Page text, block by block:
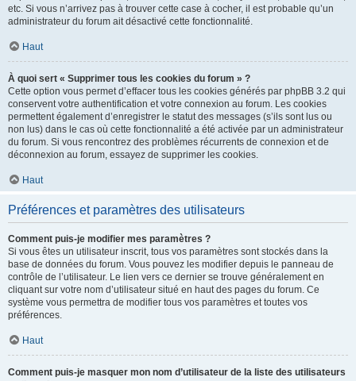
etc. Si vous n’arrivez pas à trouver cette case à cocher, il est probable qu’un
administrateur du forum ait désactivé cette fonctionnalité.
Haut
À quoi sert « Supprimer tous les cookies du forum » ?
Cette option vous permet d’effacer tous les cookies générés par phpBB 3.2 qui
conservent votre authentification et votre connexion au forum. Les cookies
permettent également d’enregistrer le statut des messages (s’ils sont lus ou
non lus) dans le cas où cette fonctionnalité a été activée par un administrateur
du forum. Si vous rencontrez des problèmes récurrents de connexion et de
déconnexion au forum, essayez de supprimer les cookies.
Haut
Préférences et paramètres des utilisateurs
Comment puis-je modifier mes paramètres ?
Si vous êtes un utilisateur inscrit, tous vos paramètres sont stockés dans la
base de données du forum. Vous pouvez les modifier depuis le panneau de
contrôle de l’utilisateur. Le lien vers ce dernier se trouve généralement en
cliquant sur votre nom d’utilisateur situé en haut des pages du forum. Ce
système vous permettra de modifier tous vos paramètres et toutes vos
préférences.
Haut
Comment puis-je masquer mon nom d’utilisateur de la liste des utilisateurs